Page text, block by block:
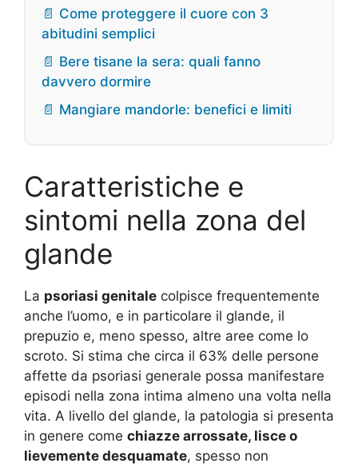
📄 Come proteggere il cuore con 3
abitudini semplici
📄 Bere tisane la sera: quali fanno
davvero dormire
📄 Mangiare mandorle: benefici e limiti
Caratteristiche e
sintomi nella zona del
glande
La psoriasi genitale colpisce frequentemente
anche l’uomo, e in particolare il glande, il
prepuzio e, meno spesso, altre aree come lo
scroto. Si stima che circa il 63% delle persone
affette da psoriasi generale possa manifestare
episodi nella zona intima almeno una volta nella
vita. A livello del glande, la patologia si presenta
in genere come chiazze arrossate, lisce o
lievemente desquamate, spesso non